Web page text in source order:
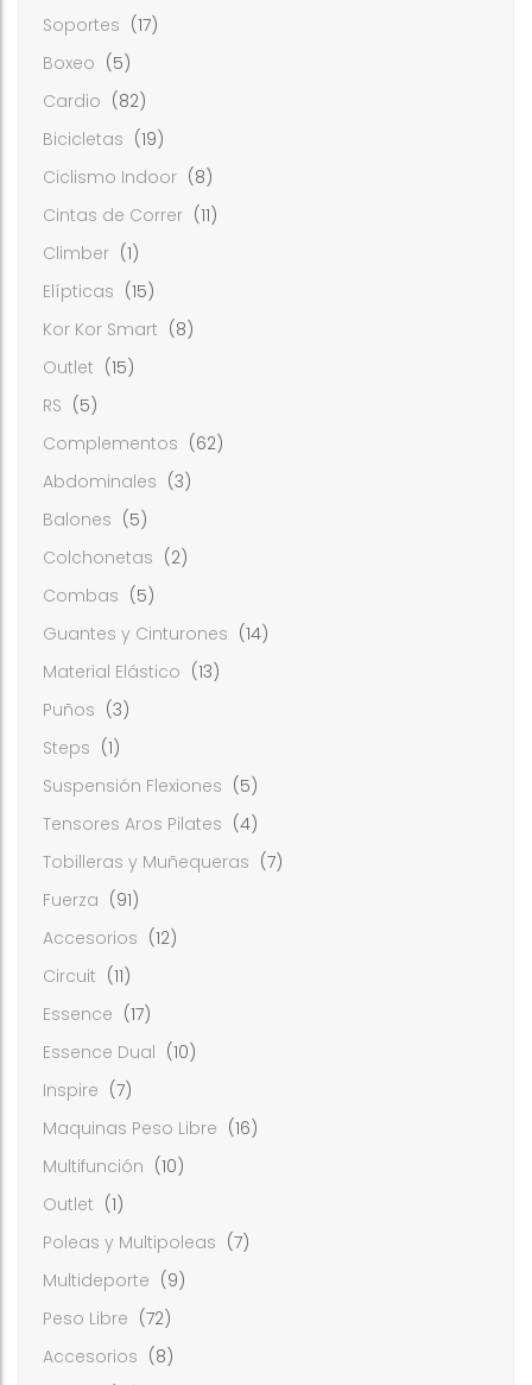
Soportes (17)
Boxeo (5)
Cardio (82)
Bicicletas (19)
Ciclismo Indoor (8)
Cintas de Correr (11)
Climber (1)
Elípticas (15)
Kor Kor Smart (8)
Outlet (15)
RS (5)
Complementos (62)
Abdominales (3)
Balones (5)
Colchonetas (2)
Combas (5)
Guantes y Cinturones (14)
Material Elástico (13)
Puños (3)
Steps (1)
Suspensión Flexiones (5)
Tensores Aros Pilates (4)
Tobilleras y Muñequeras (7)
Fuerza (91)
Accesorios (12)
Circuit (11)
Essence (17)
Essence Dual (10)
Inspire (7)
Maquinas Peso Libre (16)
Multifunción (10)
Outlet (1)
Poleas y Multipoleas (7)
Multideporte (9)
Peso Libre (72)
Accesorios (8)